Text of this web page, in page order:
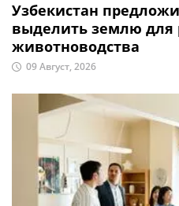
Узбекистан
выделить землю для
животноводства
09 Август, 2026